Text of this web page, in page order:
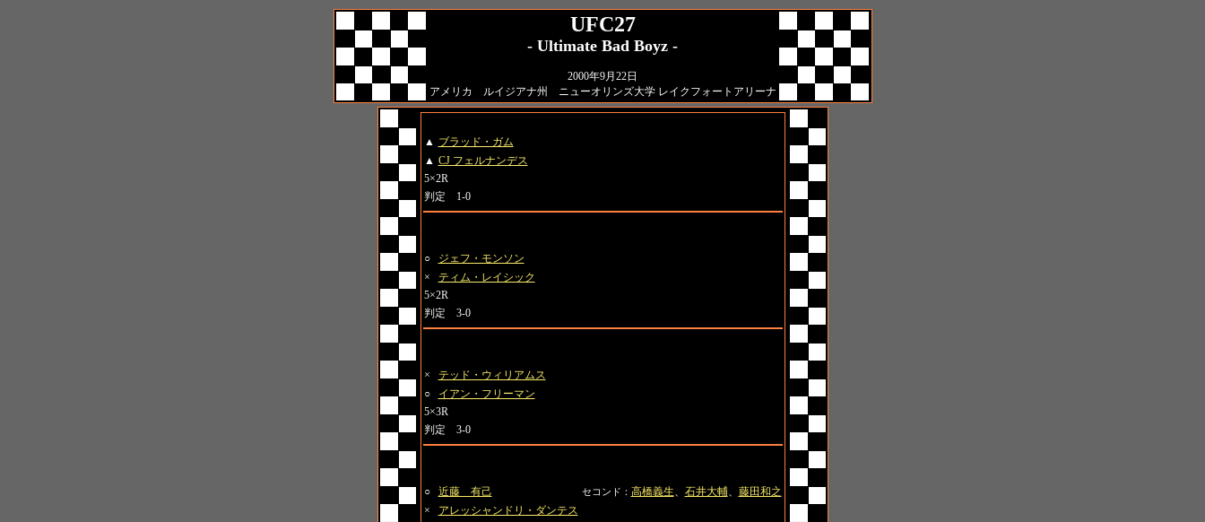
UFC27
- Ultimate Bad Boyz -
2000年9月22日
アメリカ ルイジアナ州 ニューオリンズ大学 レイクフォートアリーナ
▲ ブラッド・ガム
▲ CJ フェルナンデス
5×2R
判定 1-0
○
ジェフ・モンソン
×
ティム・レイシック
5×2R
判定 3-0
×
テッド・ウィリアムス
○
イアン・フリーマン
5×3R
判定 3-0
○
近藤 有己 セコンド： 高橋義生、 石井大輔、 藤田和之
×
アレッシャンドリ・ダンテス